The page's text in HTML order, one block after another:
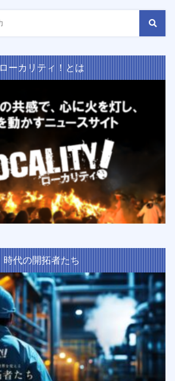
ローカリティ！とは
時代の開拓者たち